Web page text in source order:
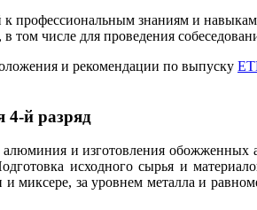
знаниям и навыкам
числе для проведения
и рекомендации по выпуску
4-й разряд
и изготовления
исходного сырья и
за уровнем металла и